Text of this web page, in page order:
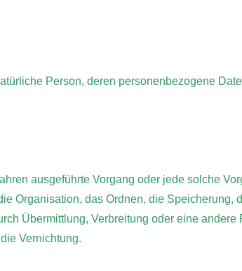
Person, deren personenbezogene
ausgeführte Vorgang oder jede solche
Organisation, das Ordnen, die Speicherung,
Übermittlung, Verbreitung oder eine
Vernichtung.